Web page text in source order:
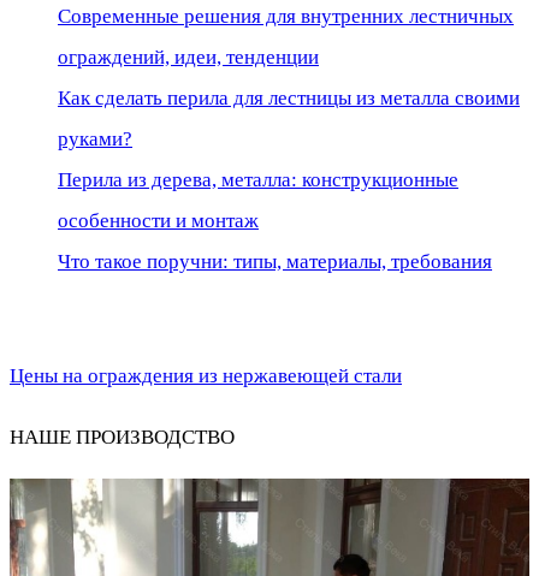
Современные решения для внутренних лестничных
ограждений, идеи, тенденции
Как сделать перила для лестницы из металла своими
руками?
Перила из дерева, металла: конструкционные
особенности и монтаж
Что такое поручни: типы, материалы, требования
Цены на ограждения из нержавеющей стали
НАШЕ ПРОИЗВОДСТВО